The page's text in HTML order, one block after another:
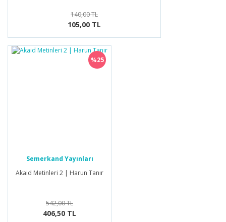
140,00 TL
105,00 TL
%25
Semerkand Yayınları
Akaid Metinleri 2 | Harun Tanır
542,00 TL
406,50 TL